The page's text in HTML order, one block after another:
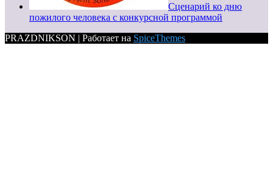
Сценарий ко дню
пожилого человека с конкурсной программой
PRAZDNIKSON | Работает на SpiceThemes